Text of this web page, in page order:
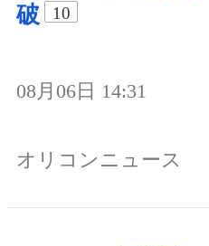
破
10
08月06日 14:31
オリコンニュース